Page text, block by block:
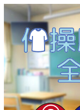
内
を
キ
プ